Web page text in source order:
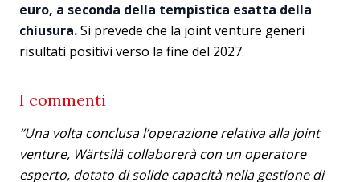
euro, a seconda della tempistica esatta della
chiusura.Si prevede che la joint venture generi
risultati positivi verso la fine del 2027.
I commenti
“Una volta conclusa l’operazione relativa alla joint
venture, Wärtsilä collaborerà con un operatore
esperto, dotato di solide capacità nella gestione di